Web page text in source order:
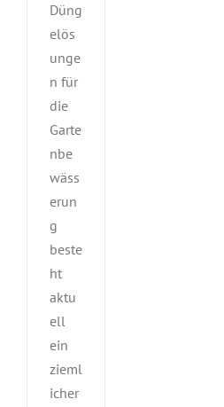
Düng
elös
unge
n für
die
Garte
nbe
wäss
erun
g
beste
ht
aktu
ell
ein
zieml
icher